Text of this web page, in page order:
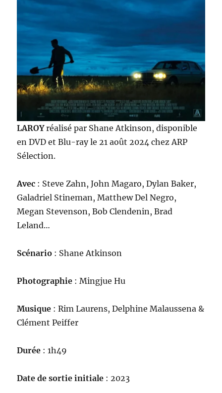
LAROYréalisé par Shane Atkinson, disponible
en DVD et Blu-ray le 21 août 2024 chez ARP
Sélection.
Avec : Steve Zahn, John Magaro, Dylan Baker,
Galadriel Stineman, Matthew Del Negro,
Megan Stevenson, Bob Clendenin, Brad
Leland…
Scénario : Shane Atkinson
Photographie : Mingjue Hu
Musique : Rim Laurens, Delphine Malaussena &
Clément Peiffer
Durée : 1h49
Date de sortie initiale : 2023